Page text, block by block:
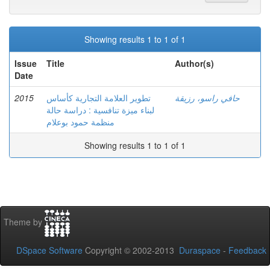
Showing results 1 to 1 of 1
Issue
Date
Title Author(s)
2015
تطوير العلامة التجارية كأساس
لبناء ميزة تنافسية : دراسة حالة
منظمة حمود بوعلام
حافي راسو، رزيقة
Showing results 1 to 1 of 1
Theme by
DSpace Software Copyright © 2002-2013 Duraspace - Feedback